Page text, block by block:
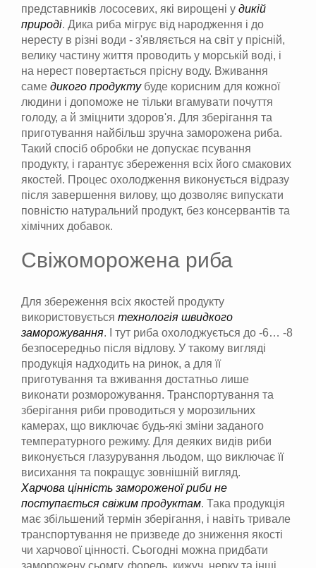
представників лососевих, які вирощені у дикій
природі. Дика риба мігрує від народження і до
нересту в різні води - з'являється на світ у прісній,
велику частину життя проводить у морській воді, і
на нерест повертається прісну воду. Вживання
саме дикого продуктубуде корисним для кожної
людини і допоможе не тільки вгамувати почуття
голоду, а й зміцнити здоров'я. Для зберігання та
приготування найбільш зручна заморожена риба.
Такий спосіб обробки не допускає псування
продукту, і гарантує збереження всіх його смакових
якостей. Процес охолодження виконується відразу
після завершення вилову, що дозволяє випускати
повністю натуральний продукт, без консервантів та
хімічних добавок.
Свіжоморожена риба
Для збереження всіх якостей продукту
використовується технологія швидкого
заморожування. І тут риба охолоджується до -6… -8
безпосередньо після відлову. У такому вигляді
продукція надходить на ринок, а для її
приготування та вживання достатньо лише
виконати розморожування. Транспортування та
зберігання риби проводиться у морозильних
камерах, що виключає будь-які зміни заданого
температурного режиму. Для деяких видів риби
виконується глазурування льодом, що виключає її
висихання та покращує зовнішній вигляд.
Харчова цінність замороженої риби не
поступається свіжим продуктам. Така продукція
має збільшений термін зберігання, і навіть тривале
транспортування не призведе до зниження якості
чи харчової цінності. Сьогодні можна придбати
заморожену сьомгу, форель, кижуч, нерку та інші